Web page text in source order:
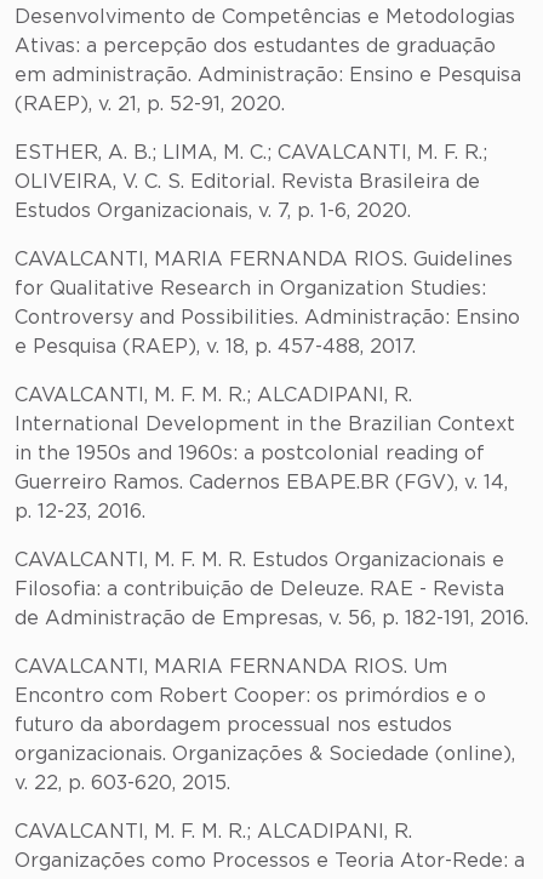
Desenvolvimento de Competências e Metodologias
Ativas: a percepção dos estudantes de graduação
em administração. Administração: Ensino e Pesquisa
(RAEP), v. 21, p. 52-91, 2020.
ESTHER, A. B.; LIMA, M. C.; CAVALCANTI, M. F. R.;
OLIVEIRA, V. C. S. Editorial. Revista Brasileira de
Estudos Organizacionais, v. 7, p. 1-6, 2020.
CAVALCANTI, MARIA FERNANDA RIOS. Guidelines
for Qualitative Research in Organization Studies:
Controversy and Possibilities. Administração: Ensino
e Pesquisa (RAEP), v. 18, p. 457-488, 2017.
CAVALCANTI, M. F. M. R.; ALCADIPANI, R.
International Development in the Brazilian Context
in the 1950s and 1960s: a postcolonial reading of
Guerreiro Ramos. Cadernos EBAPE.BR (FGV), v. 14,
p. 12-23, 2016.
CAVALCANTI, M. F. M. R. Estudos Organizacionais e
Filosofia: a contribuição de Deleuze. RAE - Revista
de Administração de Empresas, v. 56, p. 182-191, 2016.
CAVALCANTI, MARIA FERNANDA RIOS. Um
Encontro com Robert Cooper: os primórdios e o
futuro da abordagem processual nos estudos
organizacionais. Organizações & Sociedade (online),
v. 22, p. 603-620, 2015.
CAVALCANTI, M. F. M. R.; ALCADIPANI, R.
Organizações como Processos e Teoria Ator-Rede: a